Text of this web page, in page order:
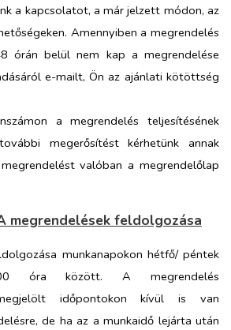
a kapcsolatot, a már jelzett módon, az
Amennyiben a megrendelés
órán belül nem kap a megrendelése
e-mailt, Ön az ajánlati kötöttség
a megrendelés teljesítésének
megerősítést kérhetünk annak
valóban a megrendelőlap
megrendelések feldolgozása
munkanapokon hétfő/ péntek
óra között. A megrendelés
időpontokon kívül is van
de ha az a munkaidő lejárta után